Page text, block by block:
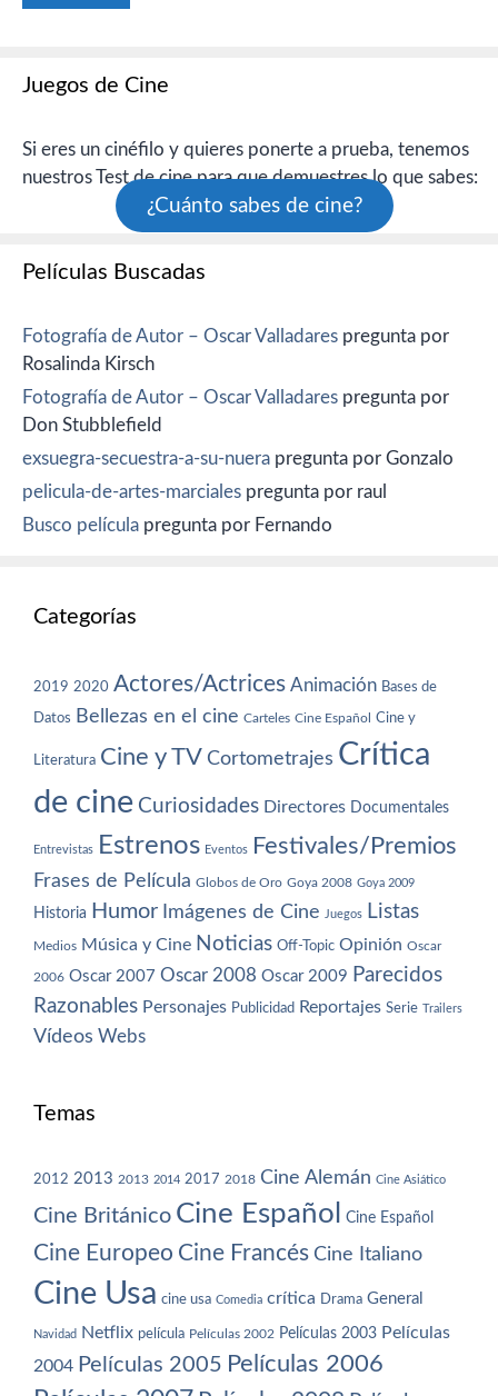
Juegos de Cine
Si eres un cinéfilo y quieres ponerte a prueba, tenemos
nuestros Test de cine para que demuestres lo que sabes:
¿Cuánto sabes de cine?
Películas Buscadas
Fotografía de Autor – Oscar Valladares pregunta por
Rosalinda Kirsch
Fotografía de Autor – Oscar Valladares pregunta por
Don Stubblefield
exsuegra-secuestra-a-su-nuera pregunta por Gonzalo
pelicula-de-artes-marciales pregunta por raul
Busco película pregunta por Fernando
Categorías
2019 2020 Actores/Actrices Animación Bases de
Datos Bellezas en el cine Carteles Cine Español Cine y
Literatura Cine y TV Cortometrajes Crítica
de cine Curiosidades Directores Documentales
Entrevistas Estrenos Eventos Festivales/Premios
Frases de Película Globos de Oro Goya 2008 Goya 2009
Historia Humor Imágenes de Cine Juegos Listas
Medios Música y Cine Noticias Off-Topic Opinión Oscar
2006 Oscar 2007 Oscar 2008 Oscar 2009 Parecidos
Razonables Personajes Publicidad Reportajes Serie Trailers
Vídeos Webs
Temas
2012 2013 2013 2014 2017 2018 Cine Alemán Cine Asiático
Cine Británico Cine Español Cine Español
Cine Europeo Cine Francés Cine Italiano
Cine Usa cine usa Comedia crítica Drama General
Navidad Netflix película Películas 2002 Películas 2003 Películas
2004 Películas 2005 Películas 2006